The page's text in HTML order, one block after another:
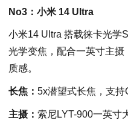
No3：小米 14 Ultra
小米14 Ultra 搭载徕卡光学
光学变焦，配合一英寸主
质感。
长焦： 5x潜望式长焦，支持
主摄： 索尼LYT-900一英寸